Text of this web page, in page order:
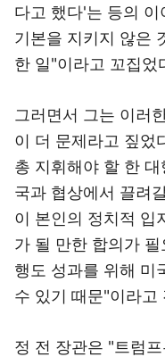
다고 했다'는 등의
기본을 지키지 않은
한 일"이라고 꼬집었
그러면서 그는 이러
이 더 문제라고 짚었
총 지휘해야 할 한
국과 협상에서 끌려
이 본인의 정치적 입
가 될 만한 합의가
행도 성과를 위해 미
수 있기 때문"이라고
정 전 장관은 "트럼